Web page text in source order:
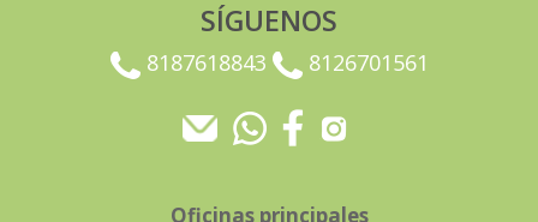
SÍGUENOS
8187618843 8126701561
Oficinas principales